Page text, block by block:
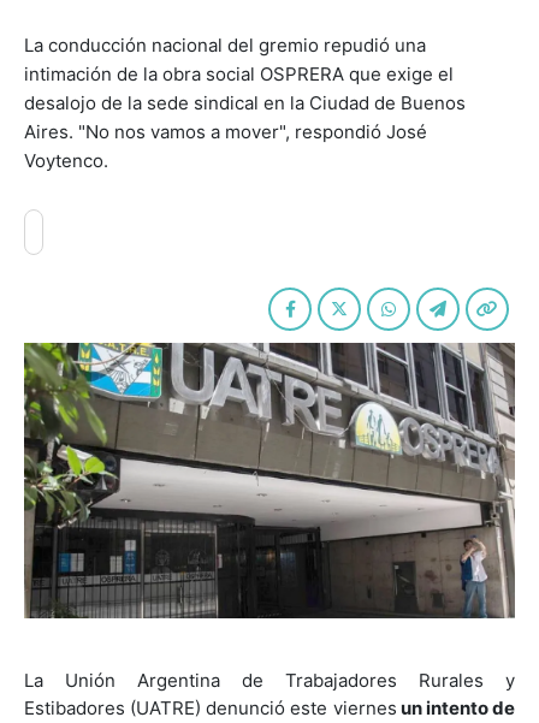
La conducción nacional del gremio repudió una
intimación de la obra social OSPRERA que exige el
desalojo de la sede sindical en la Ciudad de Buenos
Aires. "No nos vamos a mover", respondió José
Voytenco.
La Unión Argentina de Trabajadores Rurales y
Estibadores (UATRE) denunció este viernes un intento de